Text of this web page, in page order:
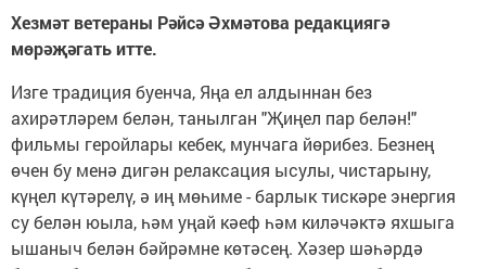
Хезмәт ветераны Рәйсә Әхмәтова редакциягә
мөрәҗәгать итте.
Изге традиция буенча, Яңа ел алдыннан без
ахирәтләрем белән, танылган "Җиңел пар белән!"
фильмы геройлары кебек, мунчага йөрибез. Безнең
өчен бу менә дигән релаксация ысулы, чистарыну,
күңел күтәрелү, ә иң мөһиме - барлык тискәре энергия
су белән юыла, һәм уңай кәеф һәм киләчәктә яхшыга
ышаныч белән бәйрәмне көтәсең. Хәзер шәһәрдә